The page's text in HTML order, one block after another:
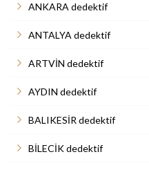
ANKARA dedektif
ANTALYA dedektif
ARTVİN dedektif
AYDIN dedektif
BALIKESİR dedektif
BİLECİK dedektif